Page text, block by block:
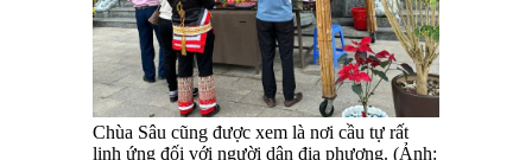
Chùa Sâu cũng được xem là nơi cầu tự rất
linh ứng đối với người dân địa phương. (Ảnh: